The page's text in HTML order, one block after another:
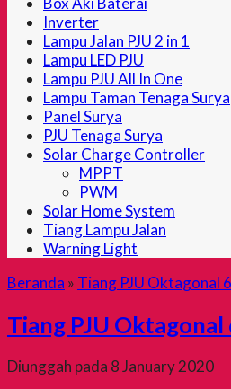
Inverter
Lampu Jalan PJU 2 in 1
Lampu LED PJU
Lampu PJU All In One
Lampu Taman Tenaga Surya
Panel Surya
PJU Tenaga Surya
Solar Charge Controller
MPPT
PWM
Solar Home System
Tiang Lampu Jalan
Warning Light
Beranda » Tiang PJU Oktagonal
Tiang PJU
Diunggah pada 8 January 2020